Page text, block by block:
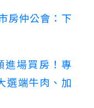
房仲公會：下
進場買房！專
選端牛肉、加